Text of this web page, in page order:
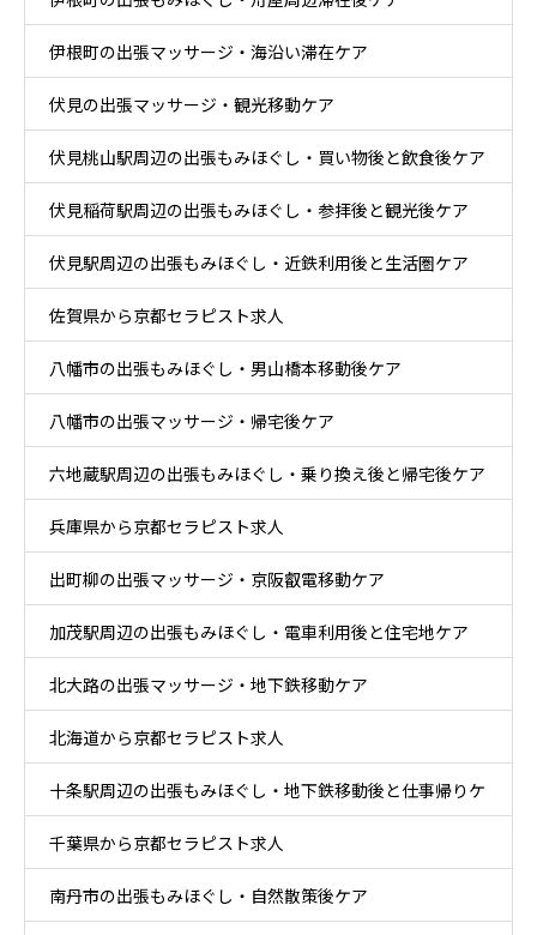
伊根町の出張マッサージ・海沿い滞在ケア
伏見の出張マッサージ・観光移動ケア
伏見桃山駅周辺の出張もみほぐし・買い物後と飲食後ケア
伏見稲荷駅周辺の出張もみほぐし・参拝後と観光後ケア
伏見駅周辺の出張もみほぐし・近鉄利用後と生活圏ケア
佐賀県から京都セラピスト求人
八幡市の出張もみほぐし・男山橋本移動後ケア
八幡市の出張マッサージ・帰宅後ケア
六地蔵駅周辺の出張もみほぐし・乗り換え後と帰宅後ケア
兵庫県から京都セラピスト求人
出町柳の出張マッサージ・京阪叡電移動ケア
加茂駅周辺の出張もみほぐし・電車利用後と住宅地ケア
北大路の出張マッサージ・地下鉄移動ケア
北海道から京都セラピスト求人
十条駅周辺の出張もみほぐし・地下鉄移動後と仕事帰りケ
ア
千葉県から京都セラピスト求人
南丹市の出張もみほぐし・自然散策後ケア